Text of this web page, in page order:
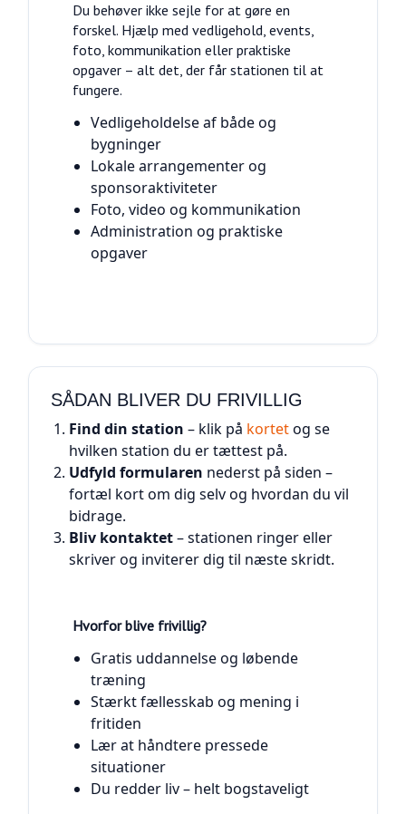
Du behøver ikke sejle for at gøre en
forskel. Hjælp med vedligehold, events,
foto, kommunikation eller praktiske
opgaver – alt det, der får stationen til at
fungere.
Vedligeholdelse af både og
bygninger
Lokale arrangementer og
sponsoraktiviteter
Foto, video og kommunikation
Administration og praktiske
opgaver
SÅDAN BLIVER DU FRIVILLIG
Find din station – klik på kortetog se
hvilken station du er tættest på.
Udfyld formularen nederst på siden –
fortæl kort om dig selv og hvordan du vil
bidrage.
Bliv kontaktet– stationen ringer eller
skriver og inviterer dig til næste skridt.
Hvorfor blive frivillig?
Gratis uddannelse og løbende
træning
Stærkt fællesskab og mening i
fritiden
Lær at håndtere pressede
situationer
Du redder liv – helt bogstaveligt